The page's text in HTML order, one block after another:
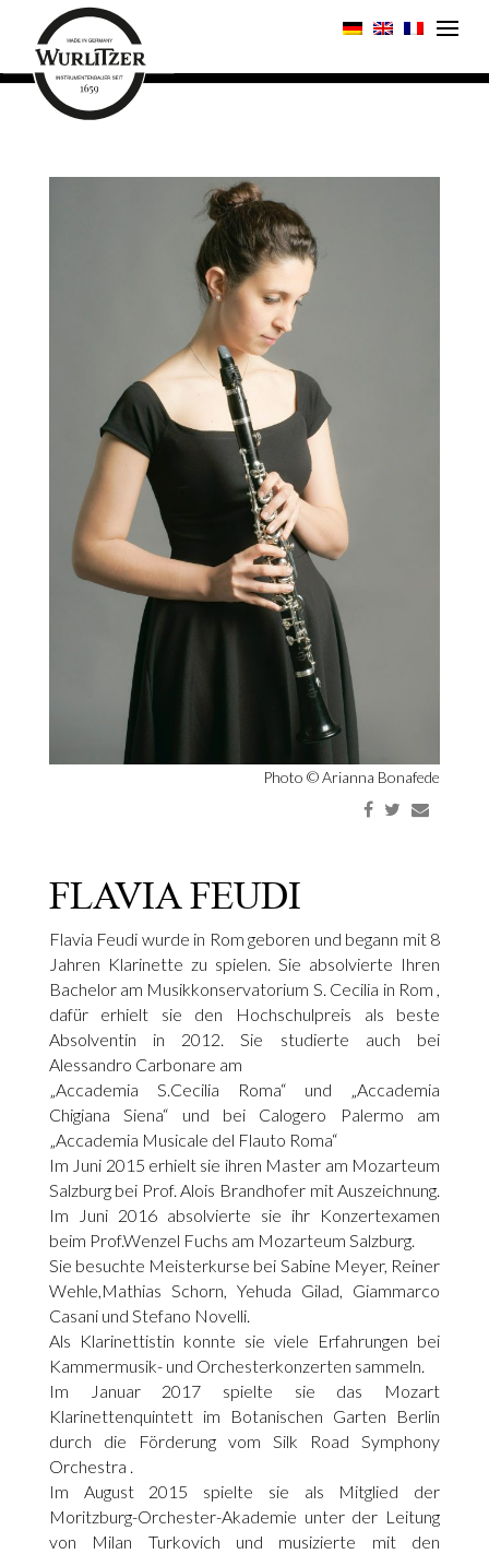
Photo ©Arianna Bonafede
FLAVIA FEUDI
Flavia Feudi wurde in Rom geboren und begann mit 8
Jahren Klarinette zu spielen. Sie absolvierte Ihren
Bachelor am Musikkonservatorium S. Cecilia in Rom ,
dafür erhielt sie den Hochschulpreis als beste
Absolventin in 2012. Sie studierte auch bei
Alessandro Carbonare am
„Accademia S.Cecilia Roma“ und „Accademia
Chigiana Siena“ und bei Calogero Palermo am
„Accademia Musicale del Flauto Roma“
Im Juni 2015 erhielt sie ihren Master am Mozarteum
Salzburg bei Prof. Alois Brandhofer mit Auszeichnung.
Im Juni 2016 absolvierte sie ihr Konzertexamen
beim Prof.Wenzel Fuchs am Mozarteum Salzburg.
Sie besuchte Meisterkurse bei Sabine Meyer, Reiner
Wehle,Mathias Schorn, Yehuda Gilad, Giammarco
Casani und Stefano Novelli.
Als Klarinettistin konnte sie viele Erfahrungen bei
Kammermusik- und Orchesterkonzerten sammeln.
Im Januar 2017 spielte sie das Mozart
Klarinettenquintett im Botanischen Garten Berlin
durch die Förderung vom Silk Road Symphony
Orchestra .
Im August 2015 spielte sie als Mitglied der
Moritzburg-Orchester-Akademie unter der Leitung
von Milan Turkovich und musizierte mit den